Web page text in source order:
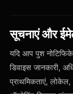
सूचनाएं और
यदि आप पुश
डिवाइस जानकारी,
प्राथमिकताएं,